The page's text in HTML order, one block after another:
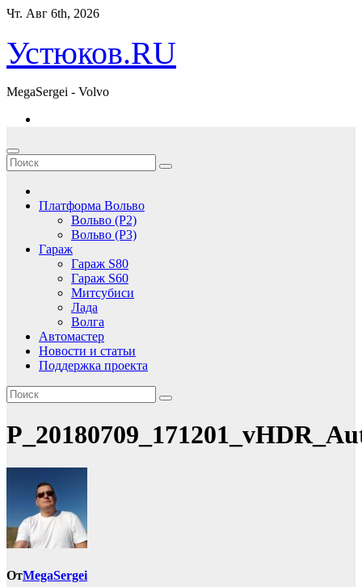
Перейти
содержимому
Чт. Авг 6th, 2026
Устюков.RU
MegaSergei - Volvo
Платформа Вольво
Вольво (P2)
Вольво (P3)
Гараж
Гараж S80
Гараж S60
Митсубиси
Лада
Волга
Автомастер
Новости и статьи
Поддержка проекта
ОтMegaSergei